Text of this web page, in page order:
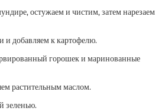
остужаем и чистим, затем нарезаем
и добавляем к картофелю.
горошек и маринованные
растительным маслом.
зеленью.